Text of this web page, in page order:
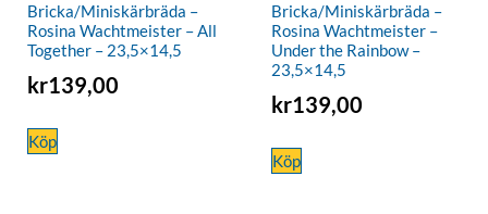
Bricka/Miniskärbräda –
Rosina Wachtmeister – All
Together – 23,5×14,5
kr139,00
Köp
Bricka/Miniskärbräda –
Rosina Wachtmeister –
Under the Rainbow –
23,5×14,5
kr139,00
Köp